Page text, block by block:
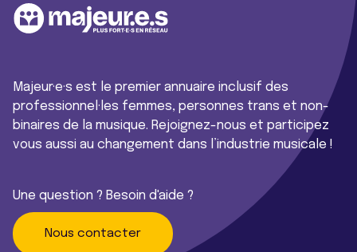
Majeur·e·s est le premier annuaire inclusif des
professionnel·les femmes, personnes trans et non-
binaires de la musique. Rejoignez-nous et participez
vous aussi au changement dans l’industrie musicale !
Une question ? Besoin d'aide ?
Nous contacter